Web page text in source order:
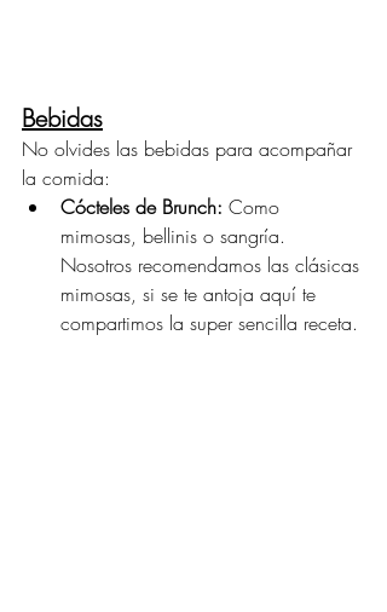
Bebidas
No olvides las bebidas para acompañar
la comida:
Cócteles de Brunch: Como
mimosas, bellinis o sangría.
Nosotros recomendamos las clásicas
mimosas, si se te antoja aquí te
compartimos la super sencilla receta.